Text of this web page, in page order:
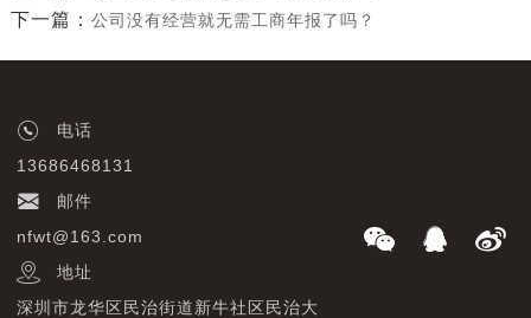
下一篇： 公司没有经营就无需工商年报了吗？
电话
13686468131
邮件
nfwt@163.com
地址
深圳市龙华区民治街道新牛社区民治大